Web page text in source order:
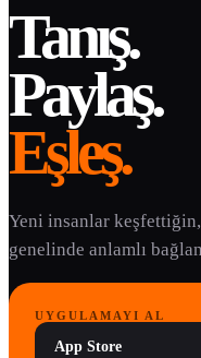
Tanış.
Paylaş.
Eşleş.
Yeni insanlar keşfettiğin,
genelinde anlamlı
UYGULAMAYI AL
App Store